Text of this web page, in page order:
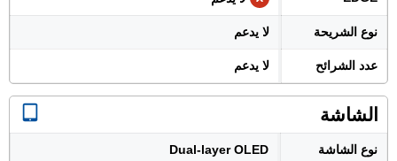
نوع الشريحة لا يدعم
عدد الشرائح لا يدعم
الشاشة
نوع الشاشة Dual-layer OLED